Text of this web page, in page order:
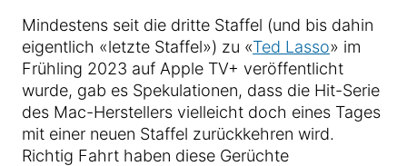
Mindestens seit die dritte Staffel (und bis dahin
eigentlich «letzte Staffel») zu «Ted Lasso» im
Frühling 2023 auf Apple TV+ veröffentlicht
wurde, gab es Spekulationen, dass die Hit-Serie
des Mac-Herstellers vielleicht doch eines Tages
mit einer neuen Staffel zurückkehren wird.
Richtig Fahrt haben diese Gerüchte